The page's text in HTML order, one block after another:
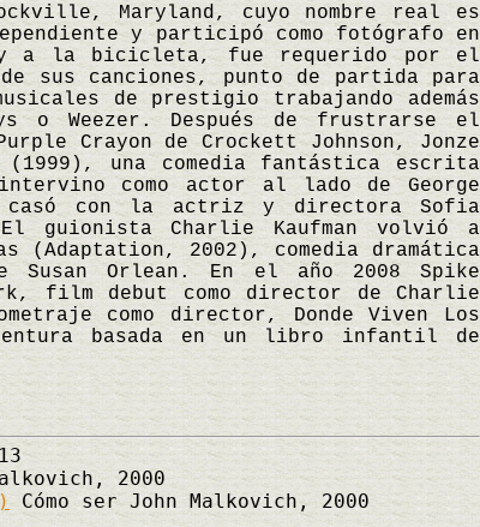
Maryland, cuyo nombre real es
y participó como fotógrafo en
y a la bicicleta, fue requerido por el
sus canciones, punto de partida para
de prestigio trabajando además
o Weezer. Después de frustrarse el
Crayon de Crockett Johnson, Jonze
(1999), una comedia fantástica escrita
como actor al lado de George
casó con la actriz y directora Sofia
guionista Charlie Kaufman volvió a
(Adaptation, 2002), comedia dramática
Orlean. En el año 2008 Spike
film debut como director de Charlie
como director, Donde Viven Los
basada en un libro infantil de
2000
Cómo ser John Malkovich, 2000